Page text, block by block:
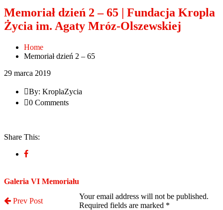
Memoriał dzień 2 – 65 | Fundacja Kropla
Życia im. Agaty Mróz-Olszewskiej
Home
Memoriał dzień 2 – 65
29 marca 2019
By: KroplaZycia
0 Comments
Share This:
Galeria VI Memoriału
Prev Post
Your email address will not be published.
Required fields are marked *